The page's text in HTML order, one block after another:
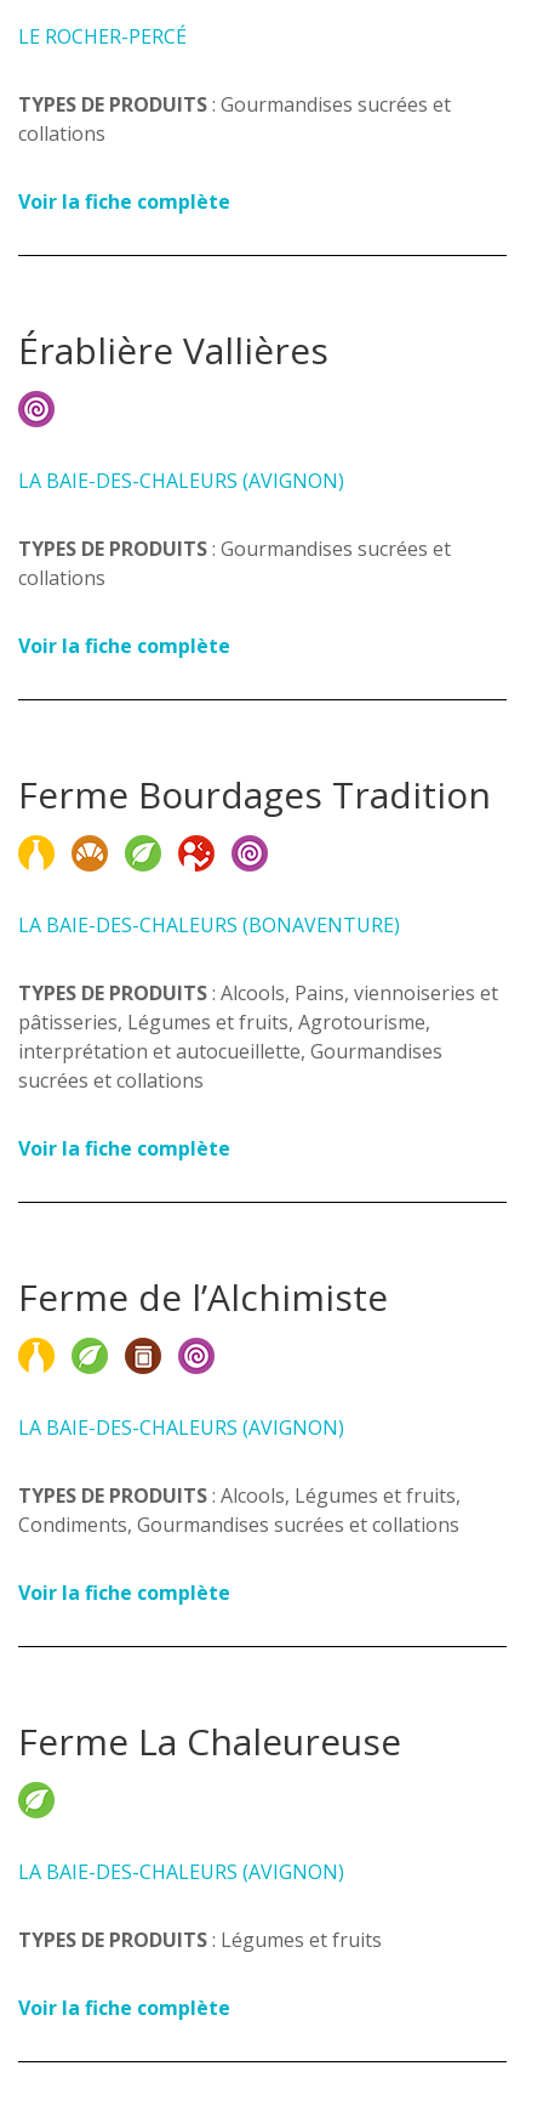
LE ROCHER-PERCÉ
TYPES DE PRODUITS: Gourmandises sucrées et
collations
Voir la fiche complète
Érablière Vallières
LA BAIE-DES-CHALEURS (AVIGNON)
TYPES DE PRODUITS: Gourmandises sucrées et
collations
Voir la fiche complète
Ferme Bourdages Tradition
LA BAIE-DES-CHALEURS (BONAVENTURE)
TYPES DE PRODUITS: Alcools, Pains, viennoiseries et
pâtisseries, Légumes et fruits, Agrotourisme,
interprétation et autocueillette, Gourmandises
sucrées et collations
Voir la fiche complète
Ferme de l’Alchimiste
LA BAIE-DES-CHALEURS (AVIGNON)
TYPES DE PRODUITS: Alcools, Légumes et fruits,
Condiments, Gourmandises sucrées et collations
Voir la fiche complète
Ferme La Chaleureuse
LA BAIE-DES-CHALEURS (AVIGNON)
TYPES DE PRODUITS: Légumes et fruits
Voir la fiche complète